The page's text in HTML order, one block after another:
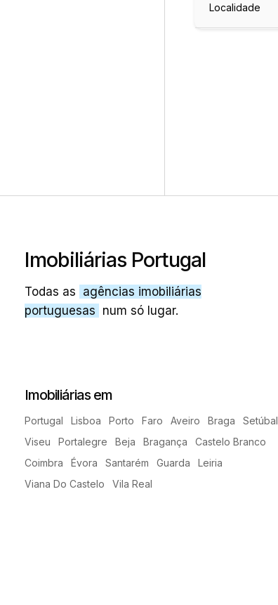
Localidade
Imobiliárias Portugal
Todas as agências imobiliárias
portuguesas num só lugar.
Imobiliárias em
Portugal Lisboa Porto Faro Aveiro Braga
Setúbal
Viseu
Portalegre Beja Bragança
Castelo Branco
Coimbra
Évora Santarém Guarda
Leiria
Viana Do Castelo
Vila Real